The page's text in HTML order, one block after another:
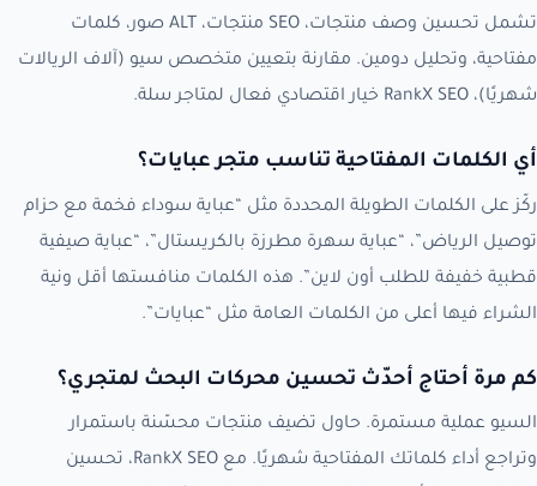
تشمل تحسين وصف منتجات، SEO منتجات، ALT صور، كلمات
مفتاحية، وتحليل دومين. مقارنة بتعيين متخصص سيو (آلاف الريالات
شهريًا)، RankX SEO خيار اقتصادي فعال لمتاجر سلة.
أي الكلمات المفتاحية تناسب متجر عبايات؟
ركّز على الكلمات الطويلة المحددة مثل “عباية سوداء فخمة مع حزام
توصيل الرياض”، “عباية سهرة مطرزة بالكريستال”، “عباية صيفية
قطبية خفيفة للطلب أون لاين”. هذه الكلمات منافستها أقل ونية
الشراء فيها أعلى من الكلمات العامة مثل “عبايات”.
كم مرة أحتاج أحدّث تحسين محركات البحث لمتجري؟
السيو عملية مستمرة. حاول تضيف منتجات محسّنة باستمرار
وتراجع أداء كلماتك المفتاحية شهريًا. مع RankX SEO، تحسين